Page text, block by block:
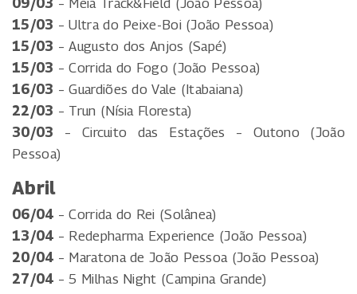
15/03 – Ultra do Peixe-Boi (João Pessoa)
15/03 – Augusto dos Anjos (Sapé)
15/03 – Corrida do Fogo (João Pessoa)
16/03 – Guardiões do Vale (Itabaiana)
22/03 – Trun (Nísia Floresta)
30/03 – Circuito das Estações – Outono (João
Pessoa)
Abril
06/04 – Corrida do Rei (Solânea)
13/04 – Redepharma Experience (João Pessoa)
20/04 – Maratona de João Pessoa (João Pessoa)
27/04 – 5 Milhas Night (Campina Grande)